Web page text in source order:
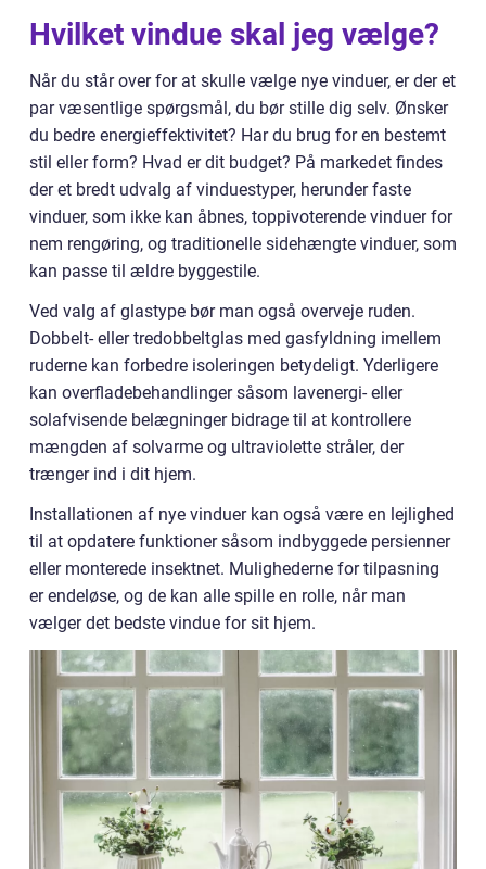
Hvilket vindue skal jeg vælge?
Når du står over for at skulle vælge nye vinduer, er der et
par væsentlige spørgsmål, du bør stille dig selv. Ønsker
du bedre energieffektivitet? Har du brug for en bestemt
stil eller form? Hvad er dit budget? På markedet findes
der et bredt udvalg af vinduestyper, herunder faste
vinduer, som ikke kan åbnes, toppivoterende vinduer for
nem rengøring, og traditionelle sidehængte vinduer, som
kan passe til ældre byggestile.
Ved valg af glastype bør man også overveje ruden.
Dobbelt- eller tredobbeltglas med gasfyldning imellem
ruderne kan forbedre isoleringen betydeligt. Yderligere
kan overfladebehandlinger såsom lavenergi- eller
solafvisende belægninger bidrage til at kontrollere
mængden af solvarme og ultraviolette stråler, der
trænger ind i dit hjem.
Installationen af nye vinduer kan også være en lejlighed
til at opdatere funktioner såsom indbyggede persienner
eller monterede insektnet. Mulighederne for tilpasning
er endeløse, og de kan alle spille en rolle, når man
vælger det bedste vindue for sit hjem.